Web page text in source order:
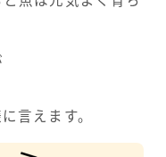
言えます。